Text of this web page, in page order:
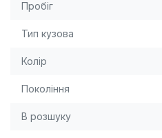
Пробіг
Тип кузова
Колір
Покоління
В розшуку